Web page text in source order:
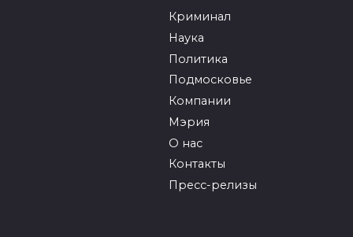
Криминал
Наука
Политика
Подмосковье
Компании
Мэрия
О нас
Контакты
Пресс-релизы